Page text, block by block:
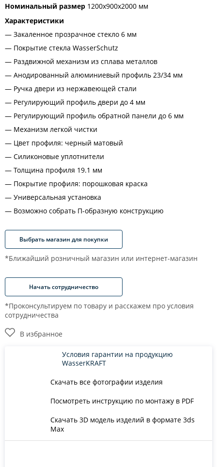
Номинальный размер 1200х900х2000 мм
Характеристики
Закаленное прозрачное стекло 6 мм
Покрытие стекла WasserSchutz
Раздвижной механизм из сплава металлов
Анодированный алюминиевый профиль 23/34 мм
Ручка двери из нержавеющей стали
Регулирующий профиль двери до 4 мм
Регулирующий профиль обратной панели до 6 мм
Механизм легкой чистки
Цвет профиля: черный матовый
Силиконовые уплотнители
Толщина профиля 19.1 мм
Покрытие профиля: порошковая краска
Универсальная установка
Возможно собрать П-образную конструкцию
Выбрать магазин для покупки
*Ближайший розничный магазин или интернет-магазин
Начать сотрудничество
*Проконсультируем по товару и расскажем про условия
сотрудничества
В избранное
Скачать все фотографии изделия
Посмотреть инструкцию по монтажу в PDF
Скачать 3D модель изделий в формате 3ds
Max
Условия гарантии на продукцию
WasserKRAFT